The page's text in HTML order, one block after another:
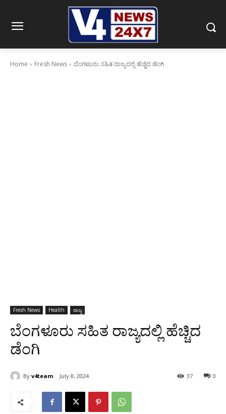
Home Fresh News ಬೆಂಗಳೂರು ಸಹಿತ ರಾಜ್ಯದಲ್ಲಿ ಹೆಚ್ಚಿದ ಡೆಂಗಿ
Fresh News Health ರಾಜ್ಯ
ಬೆಂಗಳೂರು ಸಹಿತ ರಾಜ್ಯದಲ್ಲಿ ಹೆಚ್ಚಿದ
ಡೆಂಗಿ
By v4team July 8, 2024 0
37